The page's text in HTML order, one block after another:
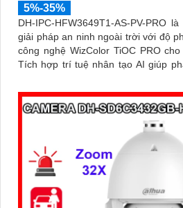
5%-35%
DH-IPC-HFW3649T1-AS-PV-PRO
giải pháp an ninh ngoài trời với độ
công nghệ WizColor TiOC PRO
Tích hợp trí tuệ nhân tạo AI giúp
với khe thẻ nhớ lên đến 512GB